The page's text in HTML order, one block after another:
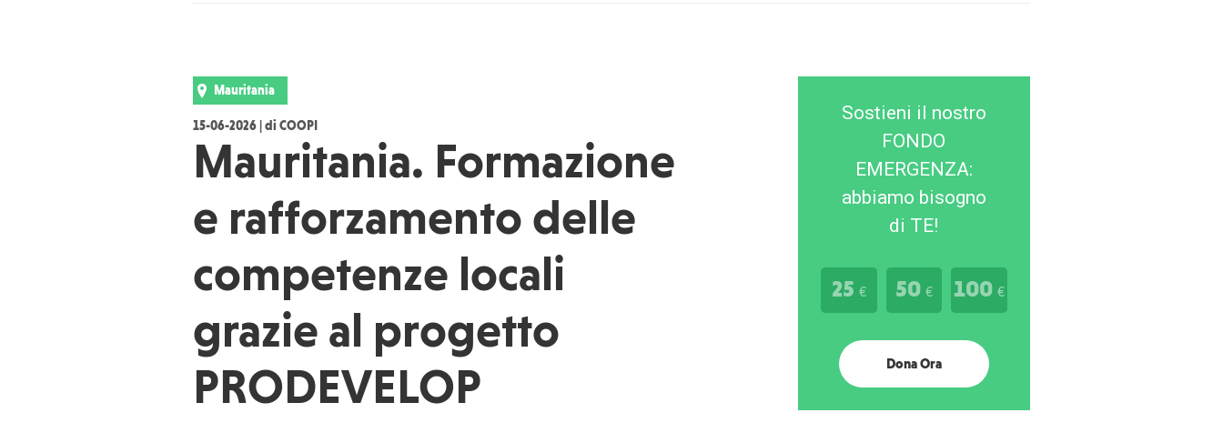
Mauritania
15-06-2026 | di COOPI
Mauritania. Formazione
e rafforzamento delle
competenze locali
grazie al progetto
PRODEVELOP
Sostieni il nostro
FONDO
EMERGENZA:
abbiamo bisogno
di TE!
25 € 50 € 100€
Dona Ora